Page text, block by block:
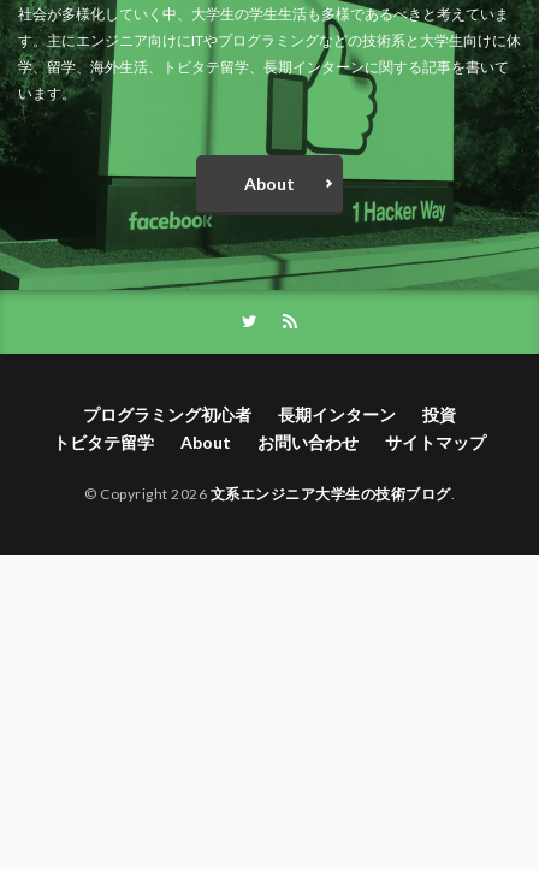
社会が多様化していく中、大学生の学生生活も多様であるべきと考えていま
す。主にエンジニア向けにITやプログラミングなどの技術系と大学生向けに休
学、留学、海外生活、トビタテ留学、長期インターンに関する記事を書いて
います。
About
プログラミング初心者 長期インターン
投資
トビタテ留学
About お問い合わせ サイトマップ
© Copyright 2026 文系エンジニア大学生の技術ブログ.